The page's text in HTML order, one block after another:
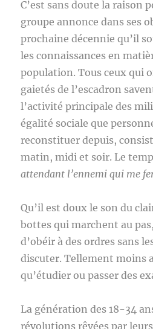
C’est sans doute la raison
groupe annonce dans ses
prochaine décennie qu’il
les connaissances en
population. Tous ceux qui
gaietés de l’escadron
l’activité principale des
égalité sociale que
reconstituer depuis,
matin, midi et soir. Le
attendant l’ennemi qui me
Qu’il est doux le son du
bottes qui marchent au
d’obéir à des ordres sans
discuter. Tellement moins
qu’étudier ou passer des
La génération des 18-34
révolutions rêvées par